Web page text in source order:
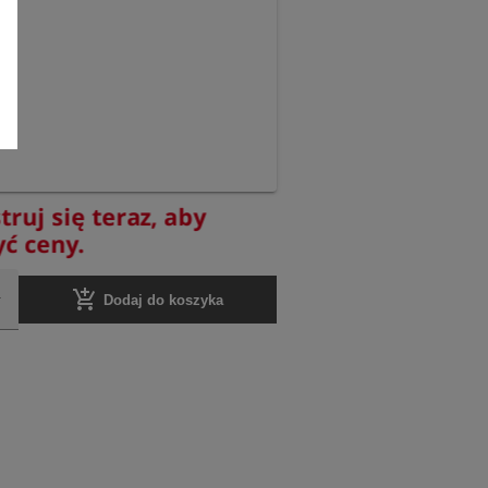
się teraz, aby
ceny.
add_shopping_cart Dodaj do koszyka